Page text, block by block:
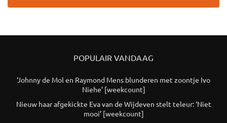
POPULAIR VANDAAG
‘Johnny de Mol en Raymond Mens blunderen met zoontje Ivo
Niehe’ [weekcount]
Nieuw haar afgekickte Eva van de Wijdeven stelt teleur: ‘Niet
mooi’ [weekcount]